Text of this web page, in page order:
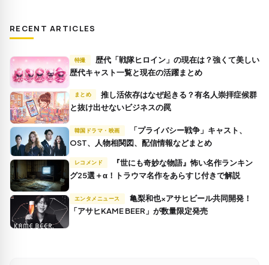
RECENT ARTICLES
特撮
歴代キャスト一覧と現在の活躍まとめ
まとめ
推し活依存はなぜ起きる？有名人崇拝症候群
と抜け出せないビジネスの罠
韓国ドラマ・映画
OST、人物相関図、配信情報などまとめ
レコメンド
グ25選＋α！トラウマ名作をあらすじ付きで解説
エンタメニュース
「アサヒKAME BEER」が数量限定発売